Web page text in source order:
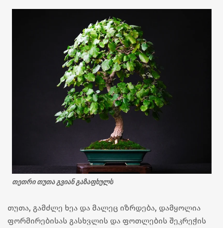
თეთრი თუთა გვიან გაზაფხულს
თუთა, გამძლე ხეა და მალეც იზრდება, დამყოლია
ფორმირებისას გასხვლის და ფოთლების შეკრეჭის